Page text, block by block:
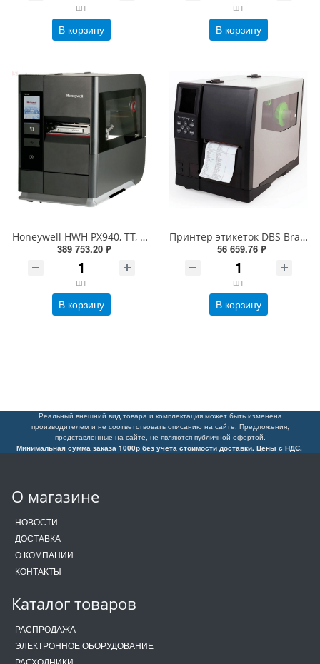
шт
В корзину
шт
В корзину
Honeywell HWH PX940, TT, 300dpi, Bt, верификатор, Eth, вн. намотчик, отделитель, датчик наличия этикетки, RTC (PX940V30100060300)
389 753.20 ₽
шт
В корзину
Принтер этикеток DBS Bravo-L промышленный (термотрансферный, 203dpi, 152мм/сек)
56 659.76 ₽
шт
В корзину
Реальный внешний вид товара и комплектация может быть изменена
производителем и не соответствовать описанию на сайте. Предложения,
представленные на сайте, не являются публичной офертой.
Минимальная сумма заказа 1000р без учета стоимости доставки. Цены с НДС.
О магазине
НОВОСТИ
ДОСТАВКА
О КОМПАНИИ
КОНТАКТЫ
Каталог товаров
РАСПРОДАЖА
ЭЛЕКТРОННОЕ ОБОРУДОВАНИЕ
РАСХОДНИКИ